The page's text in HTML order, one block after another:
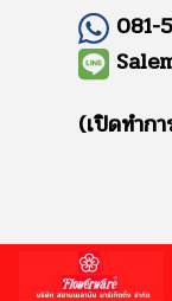
081-
(เปิดทำก